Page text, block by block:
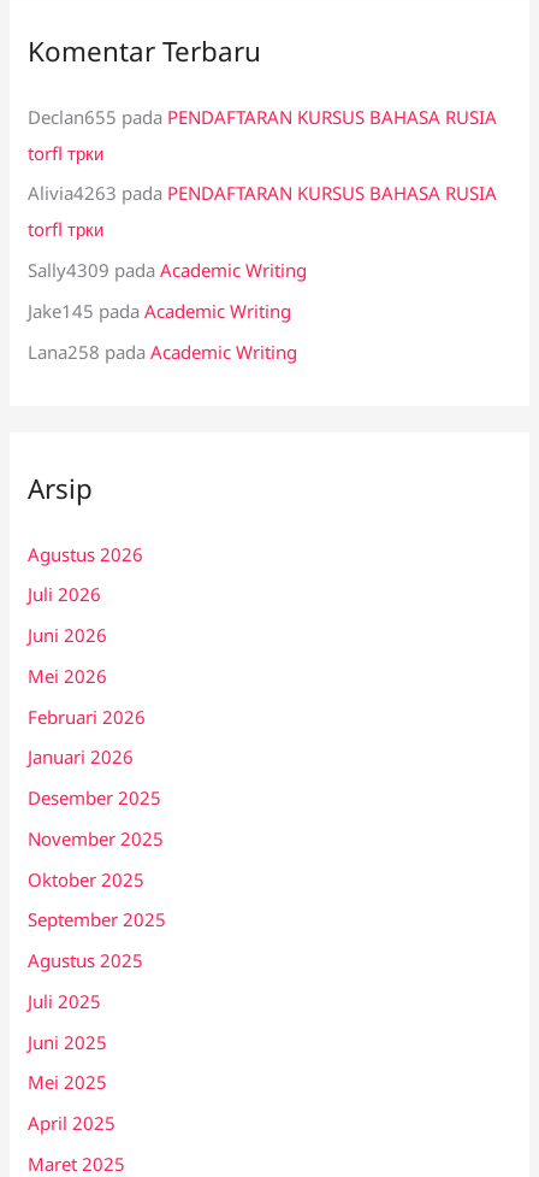
Komentar Terbaru
Declan655 pada PENDAFTARAN KURSUS BAHASA RUSIA
torfl трки
Alivia4263 pada PENDAFTARAN KURSUS BAHASA RUSIA
torfl трки
Sally4309 padaAcademic Writing
Jake145 padaAcademic Writing
Lana258 padaAcademic Writing
Arsip
Agustus 2026
Juli 2026
Juni 2026
Mei 2026
Februari 2026
Januari 2026
Desember 2025
November 2025
Oktober 2025
September 2025
Agustus 2025
Juli 2025
Juni 2025
Mei 2025
April 2025
Maret 2025